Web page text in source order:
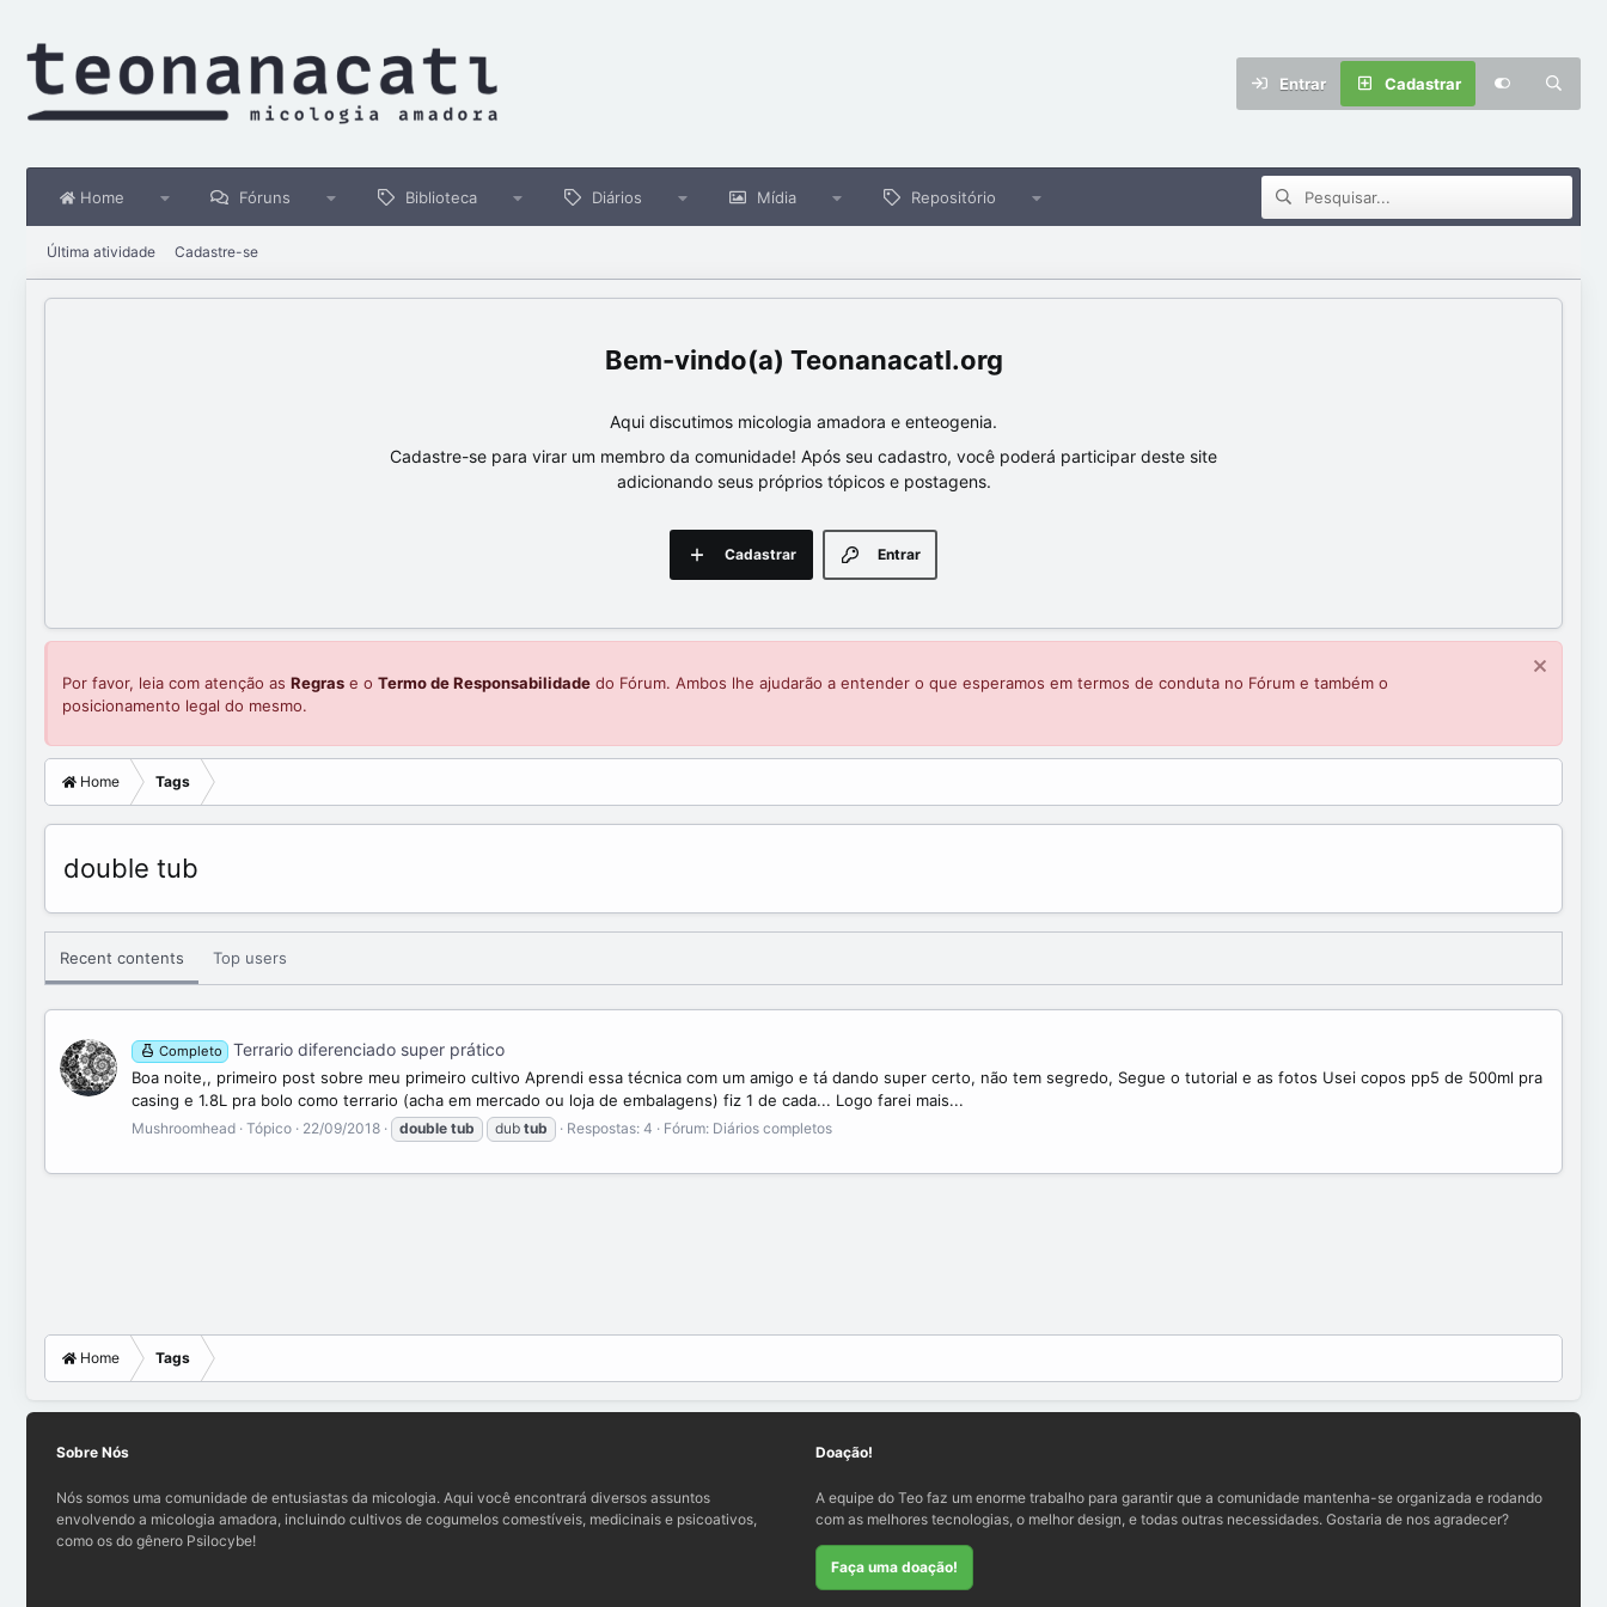
Entrar Cadastrar
Home Fóruns Biblioteca Diários Mídia Repositório
Última atividade Cadastre-se
Teonanacatl.org
Aqui discutimos micologia amadora e enteogenia.
Cadastre-se para virar um membro da comunidade! Após seu cadastro, você poderá participar deste site
adicionando seus próprios tópicos e postagens.
Entrar
Cadastrar
Por favor, leia com atenção as Regras e o Termo de Responsabilidade do Fórum. Ambos lhe ajudarão a entender o que esperamos em termos de conduta no Fórum e também o
posicionamento legal do mesmo.
Home Tags
double tub
Recent contents Top users
Completo Terrario diferenciado super prático
Boa noite,, primeiro post sobre meu primeiro cultivo Aprendi essa técnica com um amigo e tá dando super certo, não tem segredo, Segue o tutorial e as fotos Usei copos pp5 de 500ml pra
casing e 1.8L pra bolo como terrario (acha em mercado ou loja de embalagens) fiz 1 de cada... Logo farei mais...
Mushroomhead Tópico 22/09/2018 double tub dub tub Respostas: 4 Fórum: Diários completos
Home Tags
Sobre Nós
Nós somos uma comunidade de entusiastas da micologia. Aqui você encontrará diversos assuntos
envolvendo a micologia amadora, incluindo cultivos de cogumelos comestíveis, medicinais e psicoativos,
como os do gênero Psilocybe!
Doação!
A equipe do Teo faz um enorme trabalho para garantir que a comunidade mantenha-se organizada e rodando
com as melhores tecnologias, o melhor design, e todas outras necessidades. Gostaria de nos agradecer?
Faça uma doação!